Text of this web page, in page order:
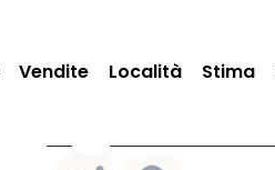
Vendite Località Stima